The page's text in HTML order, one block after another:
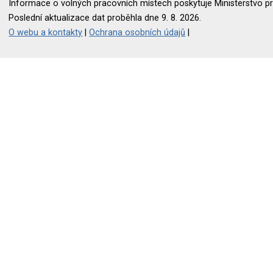
Informace o volných pracovních místech poskytuje Ministerstvo
Poslední aktualizace dat proběhla dne 9. 8. 2026.
O webu a kontakty |Ochrana osobních údajů